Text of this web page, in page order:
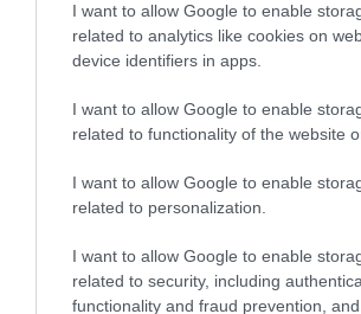
I want to allow Google to enable
related to analytics like cookies on
device identifiers in apps.
I want to allow Google to enable
related to functionality of the website
I want to allow Google to enable
related to personalization.
I want to allow Google to enable
related to security, including
functionality and fraud prevention,
Thi My Kieu (@c_mykieu) által
A sziget fővárosának a dombtetőn